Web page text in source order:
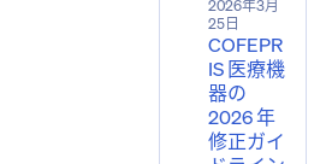
2026年3月
25日
COFEPR
IS 医療機
器の
2026 年
修正ガイ